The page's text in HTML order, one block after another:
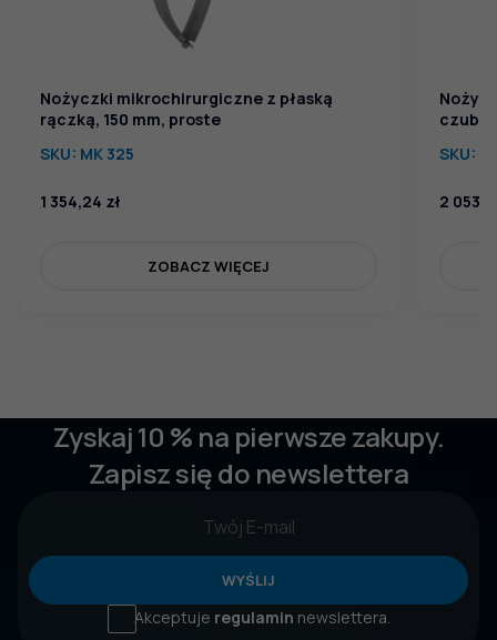
Nożyczki mikrochirurgiczne z płaską
rączką, 150 mm, proste
SKU: MK 325
1 354,24 zł
ZOBACZ WIĘCEJ
SKU:
2
Zyskaj 10 % na pierwsze zakupy.
Zapisz się do newslettera
WYŚLIJ
Akceptuje regulamin newslettera.